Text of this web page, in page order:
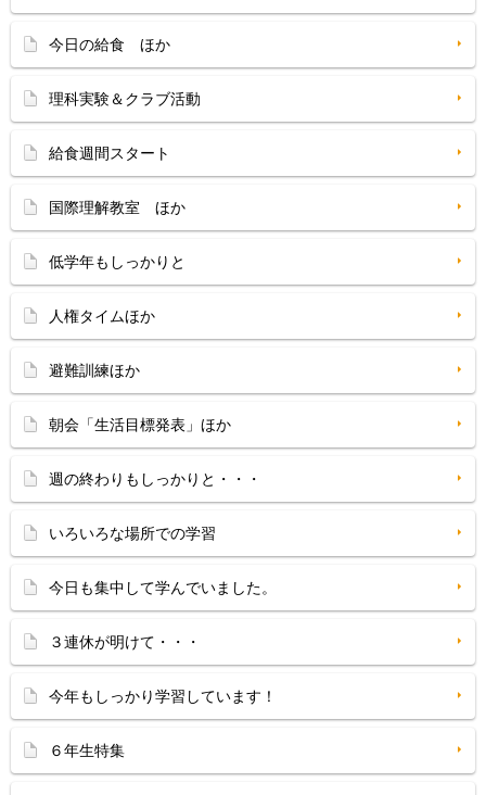
今日の給食 ほか
理科実験＆クラブ活動
給食週間スタート
国際理解教室 ほか
低学年もしっかりと
人権タイムほか
避難訓練ほか
朝会「生活目標発表」ほか
週の終わりもしっかりと・・・
いろいろな場所での学習
今日も集中して学んでいました。
３連休が明けて・・・
今年もしっかり学習しています！
６年生特集